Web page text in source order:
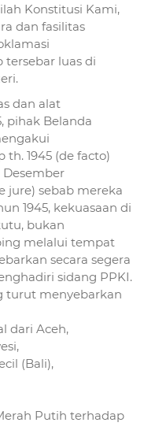
Konstitusi Kami,
dan fasilitas
tersebar luas di
dan alat
pihak Belanda
1945 (de facto)
jure) sebab mereka
1945, kekuasaan di
bukan
melalui tempat
secara segera
sidang PPKI.
turut menyebarkan
dari Aceh,
(Bali),
Putih terhadap